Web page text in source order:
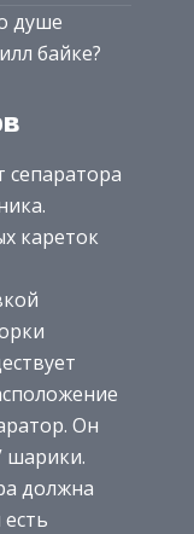
душе
байке?
кареток
Он
шарики.
должна